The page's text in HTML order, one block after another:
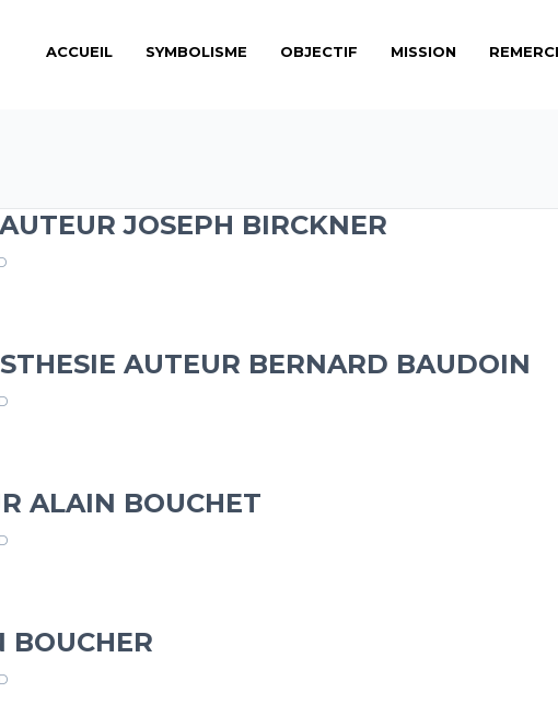
ACCUEIL SYMBOLISME OBJECTIF MISSION
JOSEPH BIRCKNER
AUTEUR BERNARD BAUDOIN
ALAIN BOUCHET
BOUCHER